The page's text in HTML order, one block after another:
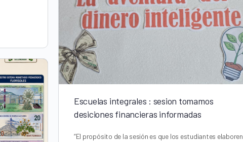
Escuelas integrales : sesion tomamos
desiciones financieras informadas
“El propósito de la sesión es que los estudiantes elaboren